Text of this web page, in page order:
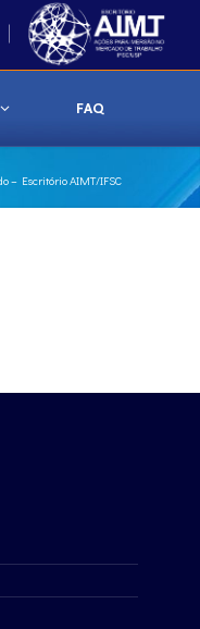
FAQ
– Escritório AIMT/IFSC